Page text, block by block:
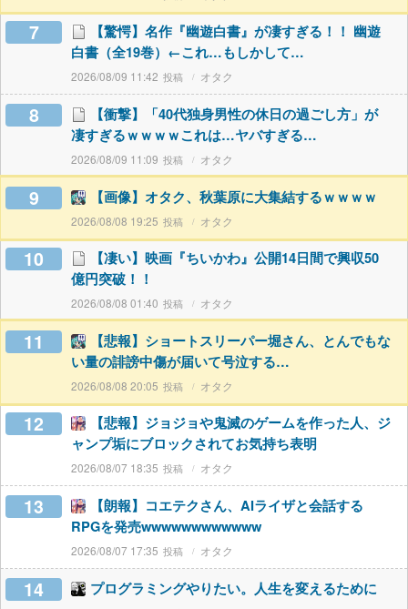
7
【驚愕】名作『幽遊白書』が凄すぎる！！ 幽遊
白書（全19巻）←これ…もしかして…
2026/08/09 11:42 オタク
8
【衝撃】「40代独身男性の休日の過ごし方」が
凄すぎるｗｗｗｗこれは…ヤバすぎる…
2026/08/09 11:09 オタク
9 【画像】オタク、秋葉原に大集結するｗｗｗｗ
2026/08/08 19:25 オタク
10
【凄い】映画『ちいかわ』公開14日間で興収50
億円突破！！
2026/08/08 01:40 オタク
11
【悲報】ショートスリーパー堀さん、とんでもな
い量の誹謗中傷が届いて号泣する…
2026/08/08 20:05 オタク
12
【悲報】ジョジョや鬼滅のゲームを作った人、ジ
ャンプ垢にブロックされてお気持ち表明
2026/08/07 18:35 オタク
13
【朗報】コエテクさん、AIライザと会話する
RPGを発売wwwwwwwwwwww
2026/08/07 17:35 オタク
14 プログラミングやりたい。人生を変えるために